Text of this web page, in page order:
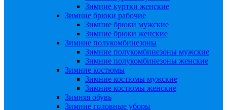
Зимние куртки женские
Зимние брюки рабочие
Зимние брюки мужские
Зимние брюки женские
Зимние полукомбинезоны
Зимние полукомбинезоны мужские
Зимние полукомбинезоны женские
Зимние костюмы
Зимние костюмы мужские
Зимние костюмы женские
Зимняя обувь
Зимние головные уборы